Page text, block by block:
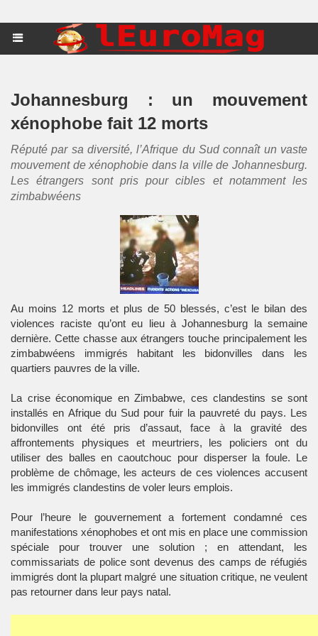
Johannesburg : un mouvement
xénophobe fait 12 morts
Réputé par sa diversité, l’Afrique du Sud connaît un vaste
mouvement de xénophobie dans la ville de Johannesburg.
Les étrangers sont pris pour cibles et notamment les
zimbabwéens
Au moins 12 morts et plus de 50 blessés, c’est le bilan des
violences raciste qu’ont eu lieu à Johannesburg la semaine
dernière. Cette chasse aux étrangers touche principalement les
zimbabwéens immigrés habitant les bidonvilles dans les
quartiers pauvres de la ville.
La crise économique en Zimbabwe, ces clandestins se sont
installés en Afrique du Sud pour fuir la pauvreté du pays. Les
bidonvilles ont été pris d’assaut, face à la gravité des
affrontements physiques et meurtriers, les policiers ont du
utiliser des balles en caoutchouc pour disperser la foule. Le
problème de chômage, les acteurs de ces violences accusent
les immigrés clandestins de voler leurs emplois.
Pour l’heure le gouvernement a fortement condamné ces
manifestations xénophobes et ont mis en place une commission
spéciale pour trouver une solution ; en attendant, les
commissariats de police sont devenus des camps de réfugiés
immigrés dont la plupart malgré une situation critique, ne veulent
pas retourner dans leur pays natal.